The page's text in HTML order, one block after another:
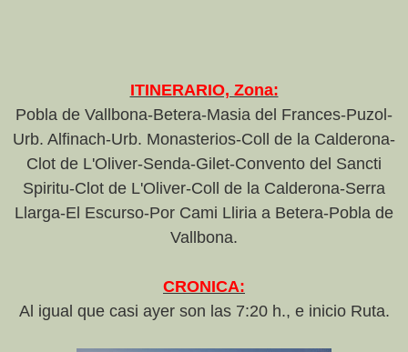
ITINERARIO, Zona:
Pobla de Vallbona-Betera-Masia del Frances-Puzol-
Urb. Alfinach-Urb. Monasterios-Coll de la Calderona-
Clot de L'Oliver-Senda-Gilet-Convento del Sancti
Spiritu-Clot de L'Oliver-Coll de la Calderona-Serra
Llarga-El Escurso-Por Cami Lliria a Betera-Pobla de
Vallbona.
CRONICA:
Al igual que casi ayer son las 7:20 h., e inicio Ruta.